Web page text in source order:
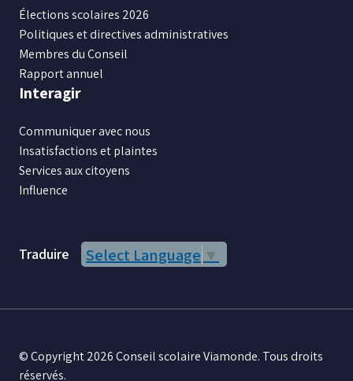
Élections scolaires 2026
Politiques et directives administratives
Membres du Conseil
Rapport annuel
Interagir
Communiquer avec nous
Insatisfactions et plaintes
Services aux citoyens
Influence
Traduire Select Language ▼
© Copyright 2026 Conseil scolaire Viamonde. Tous droits
réservés.